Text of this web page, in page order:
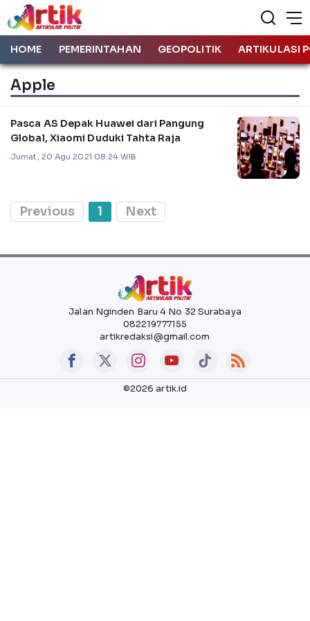
HOME PEMERINTAHAN GEOPOLITIK ARTIKULASI
Apple
Pasca AS Depak Huawei dari Pangung
Global, Xiaomi Duduki Tahta Raja
Jumat, 20 Agu 2021 08:24 WIB
Previous 1 Next
Jalan Nginden Baru 4 No 32 Surabaya
082219777155
artikredaksi@gmail.com
©2026 artik.id